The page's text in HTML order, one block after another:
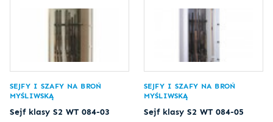
SEJFY I SZAFY NA BROŃ
MYŚLIWSKĄ
Sejf klasy S2 WT 084-03
SEJFY I SZAFY NA BROŃ
MYŚLIWSKĄ
Sejf klasy S2 WT 084-05